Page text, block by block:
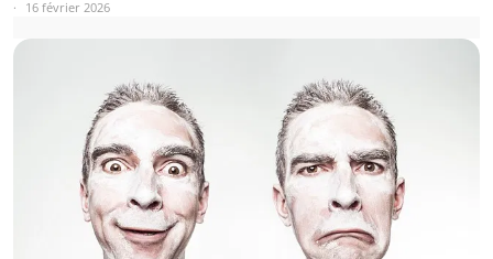
16 février 2026